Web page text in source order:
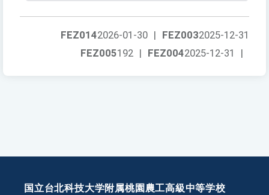
FEZ0032025-12-31
FEZ0142026-01-30 |
FEZ0042025-12-31 |
FEZ005192 |
国立台北科技大学附属桃園農工高級中等学校